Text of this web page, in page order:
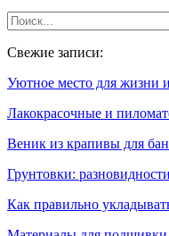
Свежие записи:
Уютное место для жизни
Лакокрасочные и
Веник из крапивы для
Грунтовки:
Как правильно